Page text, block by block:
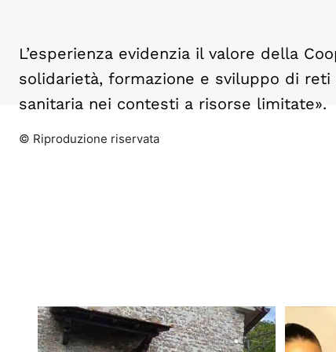
L’esperienza evidenzia il valore della
solidarietà, formazione e sviluppo di
sanitaria nei contesti a risorse limitate».
© Riproduzione riservata